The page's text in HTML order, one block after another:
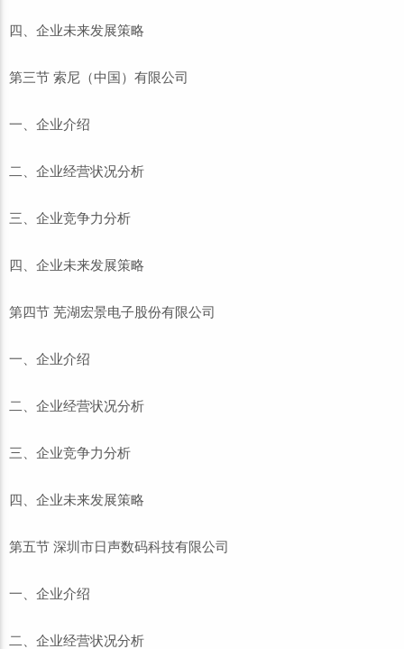
四、企业未来发展策略
第三节 索尼（中国）有限公司
一、企业介绍
二、企业经营状况分析
三、企业竞争力分析
四、企业未来发展策略
第四节 芜湖宏景电子股份有限公司
一、企业介绍
二、企业经营状况分析
三、企业竞争力分析
四、企业未来发展策略
第五节 深圳市日声数码科技有限公司
一、企业介绍
二、企业经营状况分析